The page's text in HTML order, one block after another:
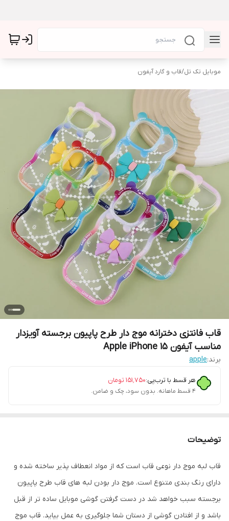
موبایل تک تل/قاب و گارد آیفون
قاب فانتزی دخترانه موج دار طرح پاپیون برجسته آویزدار
مناسب آیفون Apple iPhone 15
برند:apple
هر قسط با ترب‌پی:۱۵۱٬۷۵۰ تومان
۴ قسط ماهانه. بدون سود، چک و ضامن.
توضیحات
قاب لبه موج دار نوعی قاب است که از مواد انعطاف پذیر ساخته شده و
دارای رنگ بندی متنوع است. موج دار بودن لبه های قاب طرح پاپیون
برجسته سبب خواهد شد در دست گرفتن گوشی موبایل ساده تر از قبل
باشد و از افتادن گوشی از دستان شما جلوگیری به عمل بیاید. قاب موج